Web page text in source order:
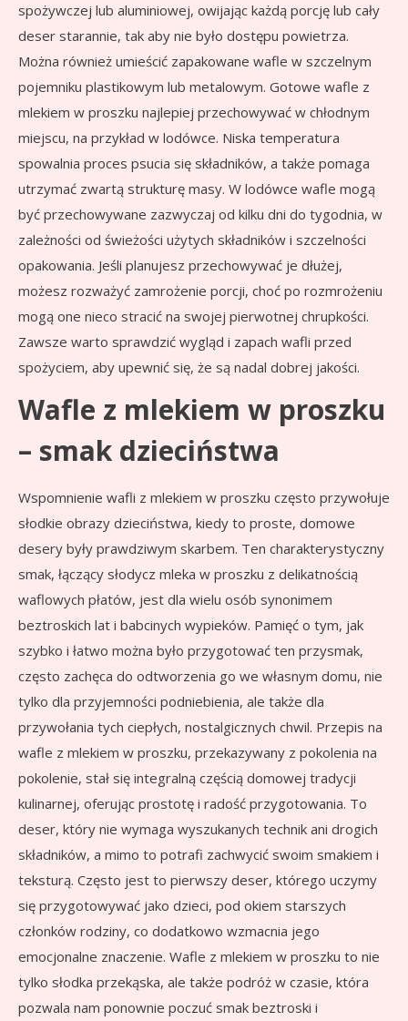
spożywczej lub aluminiowej, owijając każdą porcję lub cały
deser starannie, tak aby nie było dostępu powietrza.
Można również umieścić zapakowane wafle w szczelnym
pojemniku plastikowym lub metalowym. Gotowe wafle z
mlekiem w proszku najlepiej przechowywać w chłodnym
miejscu, na przykład w lodówce. Niska temperatura
spowalnia proces psucia się składników, a także pomaga
utrzymać zwartą strukturę masy. W lodówce wafle mogą
być przechowywane zazwyczaj od kilku dni do tygodnia, w
zależności od świeżości użytych składników i szczelności
opakowania. Jeśli planujesz przechowywać je dłużej,
możesz rozważyć zamrożenie porcji, choć po rozmrożeniu
mogą one nieco stracić na swojej pierwotnej chrupkości.
Zawsze warto sprawdzić wygląd i zapach wafli przed
spożyciem, aby upewnić się, że są nadal dobrej jakości.
Wafle z mlekiem w proszku
– smak dzieciństwa
Wspomnienie wafli z mlekiem w proszku często przywołuje
słodkie obrazy dzieciństwa, kiedy to proste, domowe
desery były prawdziwym skarbem. Ten charakterystyczny
smak, łączący słodycz mleka w proszku z delikatnością
waflowych płatów, jest dla wielu osób synonimem
beztroskich lat i babcinych wypieków. Pamięć o tym, jak
szybko i łatwo można było przygotować ten przysmak,
często zachęca do odtworzenia go we własnym domu, nie
tylko dla przyjemności podniebienia, ale także dla
przywołania tych ciepłych, nostalgicznych chwil. Przepis na
wafle z mlekiem w proszku, przekazywany z pokolenia na
pokolenie, stał się integralną częścią domowej tradycji
kulinarnej, oferując prostotę i radość przygotowania. To
deser, który nie wymaga wyszukanych technik ani drogich
składników, a mimo to potrafi zachwycić swoim smakiem i
teksturą. Często jest to pierwszy deser, którego uczymy
się przygotowywać jako dzieci, pod okiem starszych
członków rodziny, co dodatkowo wzmacnia jego
emocjonalne znaczenie. Wafle z mlekiem w proszku to nie
tylko słodka przekąska, ale także podróż w czasie, która
pozwala nam ponownie poczuć smak beztroski i